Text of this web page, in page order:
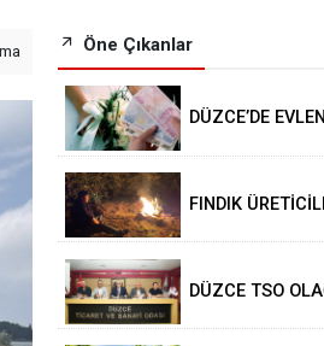
Öne Çıkanlar
DÜZCE’DE
FINDIK
DÜZCE TSO